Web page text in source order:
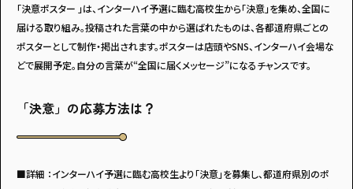
「決意ポスター 」は、インターハイ予選に臨む高校生から「決意」を集め、全国に
届ける取り組み。投稿された言葉の中から選ばれたものは、各都道府県ごとの
ポスターとして制作・掲出されます。ポスターは店頭やSNS、インターハイ会場な
どで展開予定。自分の言葉が“全国に届くメッセージ”になるチャンスです。
「決意」の応募方法は？
■詳細 ：インターハイ予選に臨む高校生より「決意」を募集し、都道府県別のポ